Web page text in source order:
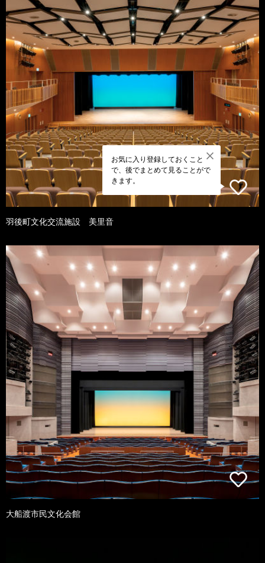
お気に入り登録しておくこと
で、後でまとめて見ることがで
きます。
羽後町文化交流施設 美里音
大船渡市民文化会館